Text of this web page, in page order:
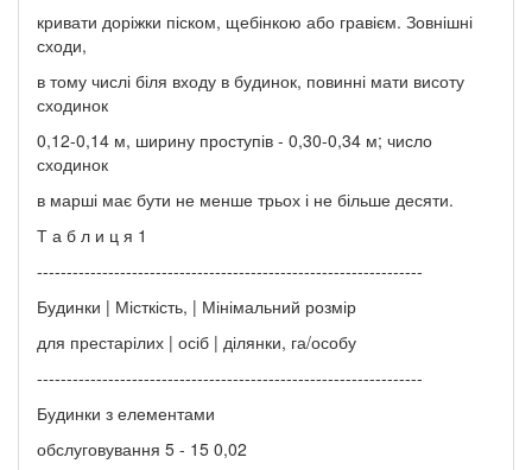
кривати доріжки піском, щебінкою або гравієм. Зовнішні
сходи,
в тому числі біля входу в будинок, повинні мати висоту
сходинок
0,12-0,14 м, ширину проступів - 0,30-0,34 м; число
сходинок
в марші має бути не менше трьох і не більше десяти.
Т а б л и ц я 1
-----------------------------------------------------------------
Будинки | Місткість, | Мінімальний розмір
для престарілих | осіб | ділянки, га/особу
-----------------------------------------------------------------
Будинки з елементами
обслуговування 5 - 15 0,02